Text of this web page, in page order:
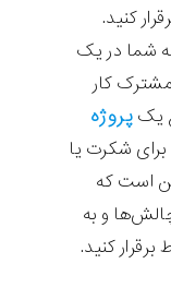
کنید.
شما در یک
کار
یک پروژه
شکرت یا
است که
چالش‌ها و به
کنید.